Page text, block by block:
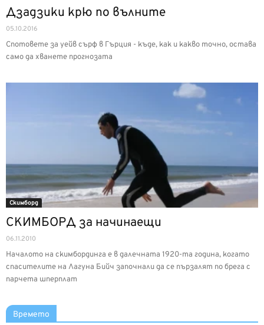
Дзадзики крю по вълните
05.10.2016
Спотовете за уейв сърф в Гърция - къде, как и какво точно, остава
само да хванете прогнозата
Скимборд
СКИМБОРД за начинаещи
06.11.2010
Началото на скимбординга е в далечната 1920-та година, когато
спасителите на Лагуна Бийч започнали да се пързалят по брега с
парчета шперплат
Времето